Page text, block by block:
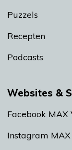
Puzzels
Recepten
Podcasts
Websites &
Facebook MAX
Instagram